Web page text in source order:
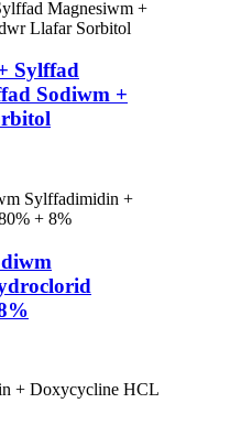
Sylffad
Sodiwm +